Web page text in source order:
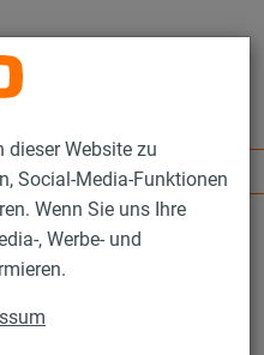
dieser Website zu
Social-Media-Funktionen
Wenn Sie uns Ihre
, Werbe- und